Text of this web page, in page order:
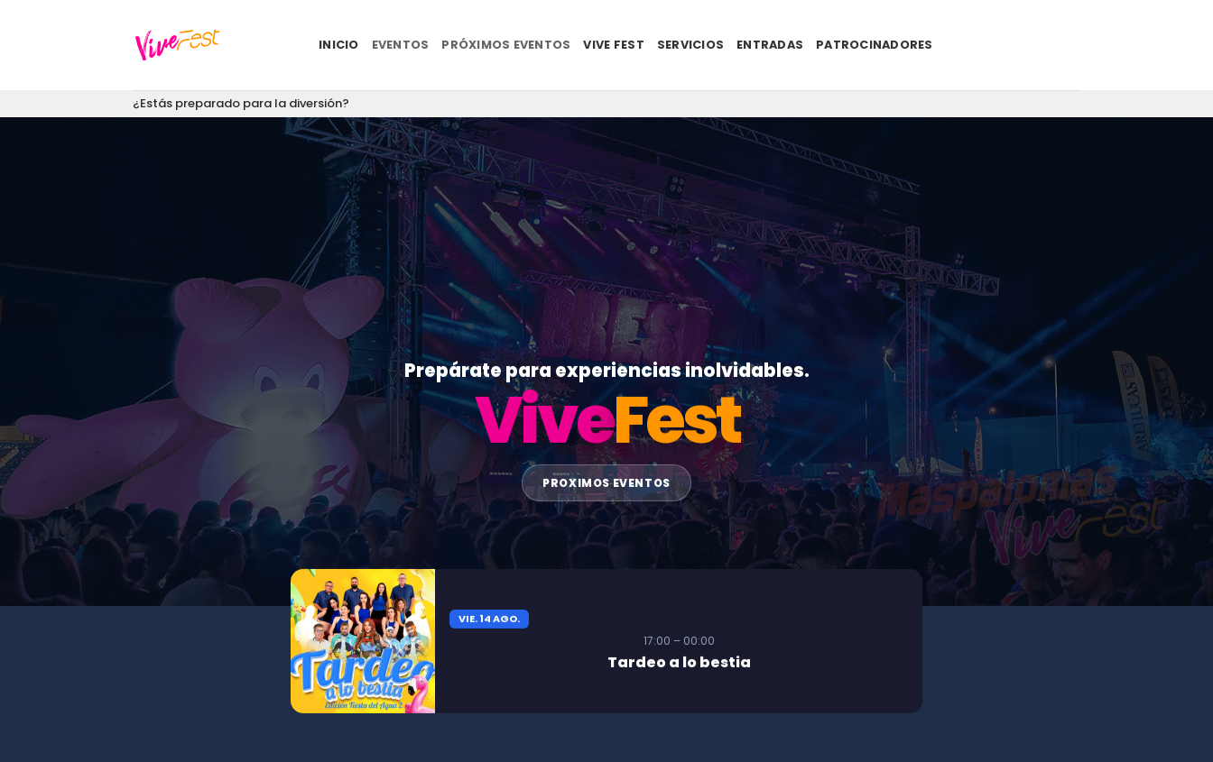
INICIO EVENTOS PRÓXIMOS EVENTOS VIVE FEST SERVICIOS ENTRADAS PATROCINADORES
¿Estás preparado para la diversión?
Prepárate para experiencias inolvidables.
ViveFest
PROXIMOS EVENTOS
VIE. 14 AGO.
17:00 – 00:00
Tardeo a lo bestia